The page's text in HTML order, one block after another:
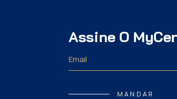
Assine O
MANDAR